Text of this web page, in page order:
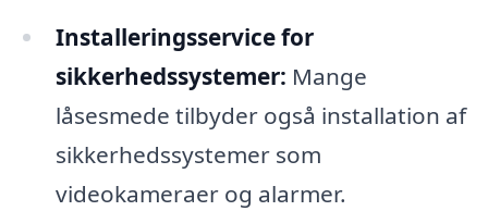
Installeringsservice for
sikkerhedssystemer: Mange
låsesmede tilbyder også installation af
sikkerhedssystemer som
videokameraer og alarmer.